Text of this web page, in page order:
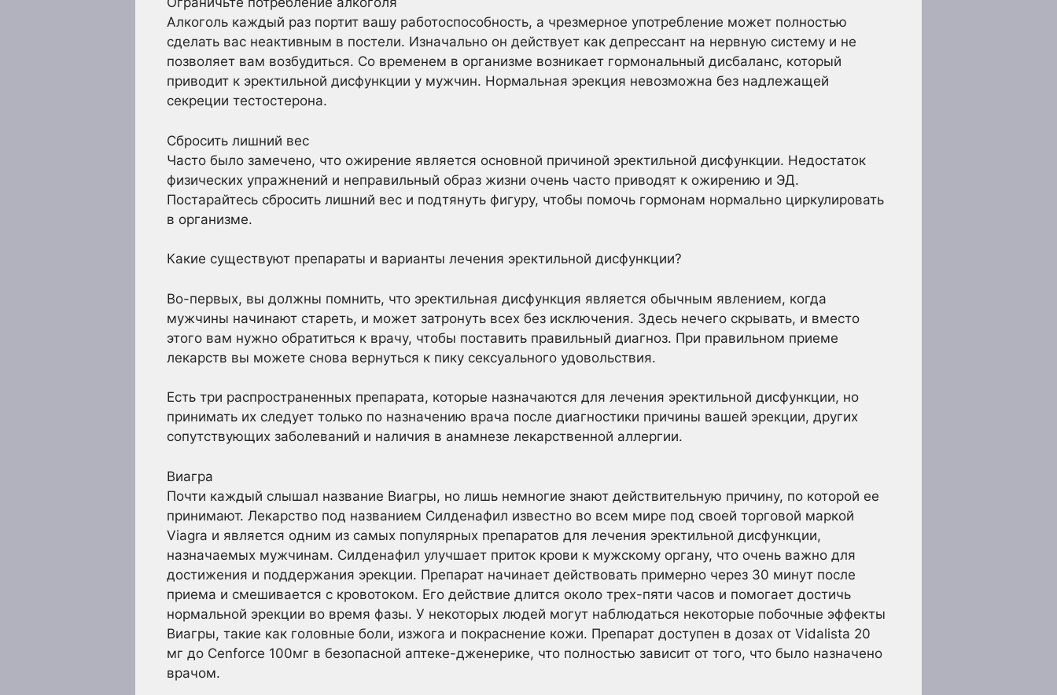
Алкоголь каждый раз портит вашу работоспособность, а чрезмерное употребление может полностью
сделать вас неактивным в постели. Изначально он действует как депрессант на нервную систему и не
позволяет вам возбудиться. Со временем в организме возникает гормональный дисбаланс, который
приводит к эректильной дисфункции у мужчин. Нормальная эрекция невозможна без надлежащей
секреции тестостерона.
Сбросить лишний вес
Часто было замечено, что ожирение является основной причиной эректильной дисфункции. Недостаток
физических упражнений и неправильный образ жизни очень часто приводят к ожирению и ЭД.
Постарайтесь сбросить лишний вес и подтянуть фигуру, чтобы помочь гормонам нормально циркулировать
в организме.
Какие существуют препараты и варианты лечения эректильной дисфункции?
Во-первых, вы должны помнить, что эректильная дисфункция является обычным явлением, когда
мужчины начинают стареть, и может затронуть всех без исключения. Здесь нечего скрывать, и вместо
этого вам нужно обратиться к врачу, чтобы поставить правильный диагноз. При правильном приеме
лекарств вы можете снова вернуться к пику сексуального удовольствия.
Есть три распространенных препарата, которые назначаются для лечения эректильной дисфункции, но
принимать их следует только по назначению врача после диагностики причины вашей эрекции, других
сопутствующих заболеваний и наличия в анамнезе лекарственной аллергии.
Виагра
Почти каждый слышал название Виагры, но лишь немногие знают действительную причину, по которой ее
принимают. Лекарство под названием Силденафил известно во всем мире под своей торговой маркой
Viagra и является одним из самых популярных препаратов для лечения эректильной дисфункции,
назначаемых мужчинам. Силденафил улучшает приток крови к мужскому органу, что очень важно для
достижения и поддержания эрекции. Препарат начинает действовать примерно через 30 минут после
приема и смешивается с кровотоком. Его действие длится около трех-пяти часов и помогает достичь
нормальной эрекции во время фазы. У некоторых людей могут наблюдаться некоторые побочные эффекты
Виагры, такие как головные боли, изжога и покраснение кожи. Препарат доступен в дозах от Vidalista 20
мг до Cenforce 100мг в безопасной аптеке-дженерике, что полностью зависит от того, что было назначено
врачом.